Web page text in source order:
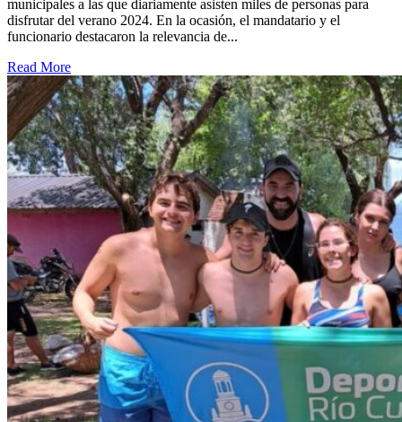
municipales a las que diariamente asisten miles de personas para
disfrutar del verano 2024. En la ocasión, el mandatario y el
funcionario destacaron la relevancia de...
Read More